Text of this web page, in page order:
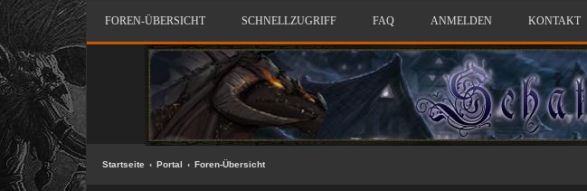
FOREN-ÜBERSICHT SCHNELLZUGRIFF FAQ ANMELDEN KONTAKT
Startseite Portal Foren-Übersicht